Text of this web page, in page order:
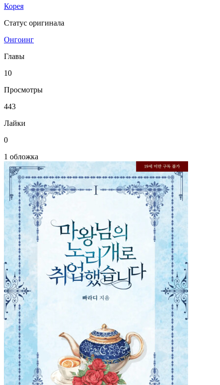
Корея
Статус оригинала
Онгоинг
Главы
10
Просмотры
443
Лайки
0
1 обложка